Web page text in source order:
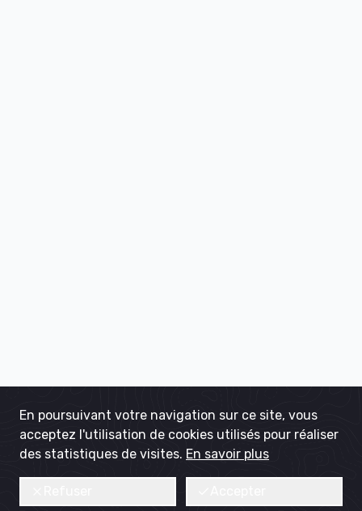
En poursuivant votre navigation sur ce site, vous
acceptez l'utilisation de cookies utilisés pour réaliser
des statistiques de visites. En savoir plus